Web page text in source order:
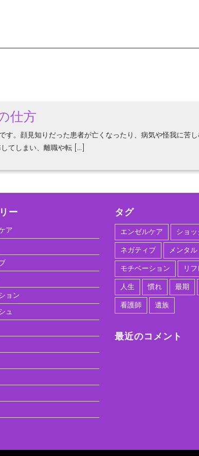
仕方
。顔見知りだった患者が亡くなったり、病気や怪我に苦
てしまい、離職や転 […]
ー
ア
ョン
ュ
タグ
エンゼルケア
ショッ
ネガティブ
メンタル
モチベーション
リ
人生
慣れ 最期
看護師
遺族
最近のコメント